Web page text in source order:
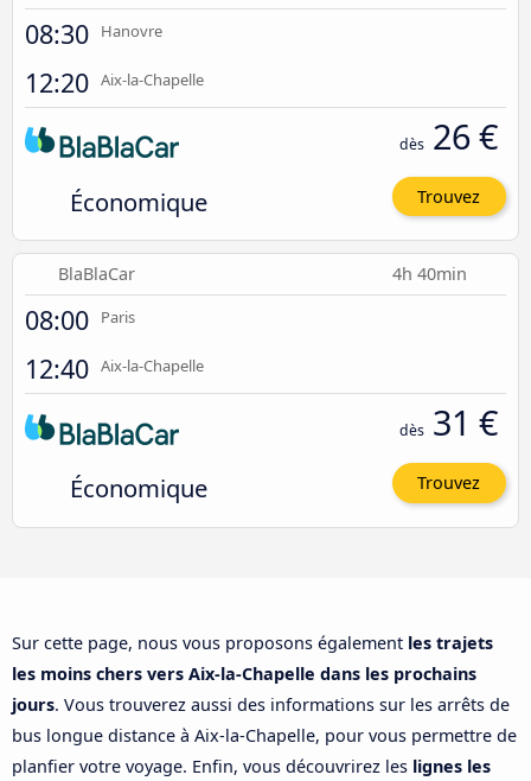
08:30 Hanovre
12:20 Aix-la-Chapelle
Économique
dès 26 €
Trouvez
BlaBlaCar 4h 40min
08:00 Paris
12:40 Aix-la-Chapelle
Économique
dès 31 €
Trouvez
Sur cette page, nous vous proposons également les trajets
les moins chers vers Aix-la-Chapelle dans les prochains
jours. Vous trouverez aussi des informations sur les arrêts de
bus longue distance à Aix-la-Chapelle, pour vous permettre de
planfier votre voyage. Enfin, vous découvrirez les lignes les